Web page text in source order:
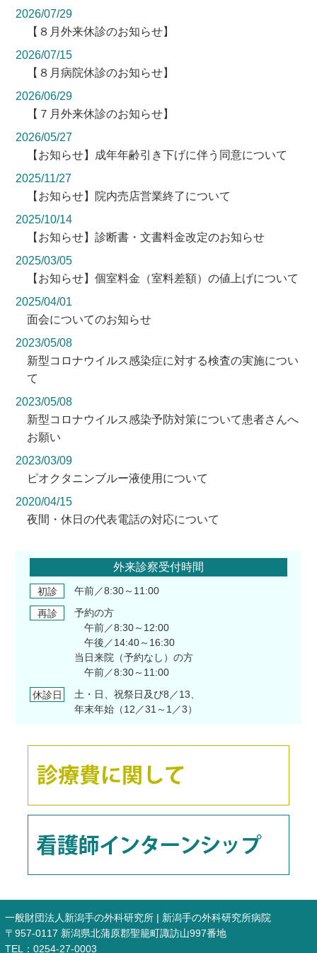
2026/07/29
【８月外来休診のお知らせ】
2026/07/15
【８月病院休診のお知らせ】
2026/06/29
【７月外来休診のお知らせ】
2026/05/27
【お知らせ】成年年齢引き下げに伴う同意について
2025/11/27
【お知らせ】院内売店営業終了について
2025/10/14
【お知らせ】診断書・文書料金改定のお知らせ
2025/03/05
【お知らせ】個室料金（室料差額）の値上げについて
2025/04/01
面会についてのお知らせ
2023/05/08
新型コロナウイルス感染症に対する検査の実施につい
て
2023/05/08
新型コロナウイルス感染予防対策について患者さんへ
お願い
2023/03/09
ピオクタニンブルー液使用について
2020/04/15
夜間・休日の代表電話の対応について
外来診察受付時間
初診
午前／8:30～11:00
再診
予約の方
午前／8:30～12:00
午後／14:40～16:30
当日来院（予約なし）の方
午前／8:30～11:00
休診日
土・日、祝祭日及び8／13、
年末年始（12／31～1／3）
一般財団法人新潟手の外科研究所 | 新潟手の外科研究所病院
〒957-0117 新潟県北蒲原郡聖籠町諏訪山997番地
TEL：0254-27-0003